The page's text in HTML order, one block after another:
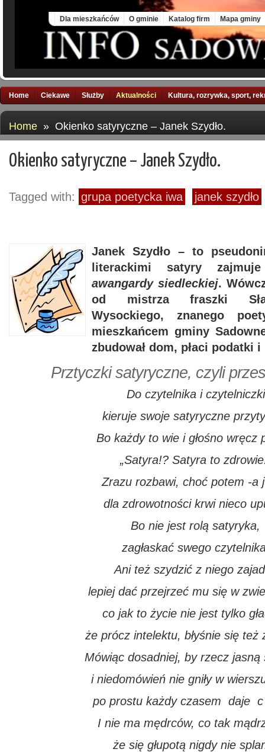
Dla mieszkańców O gminie Katalog firm Mapa gminy
Home Ciekawe Służby Aktualności Kultura, rozrywka, sport,
Home » Okienko satyryczne – Janek Szydło.
Okienko satyryczne – Janek Szydło.
Tagged with: grupa poetycka iwa janek szydło
Janek Szydło – to
literackimi satyry
awangardy siedleckiej.
od mistrza fraszki
Wysockiego, znanego
mieszkańcem gminy
zbudował dom, płaci podatki
Prztyczki satyryczne, czyli
Do czytelnika i czytelniczki
kieruje swoje satyryczne
Bo każdy to wie i głośno wręcz
„Satyra!? Satyra to
Zrazu rozbawi, choć potem -a
dla zdrowotności krwi nieco
Bo nie jest rolą satyryka,
zagłaskać swego
Ani też szydzić z niego
lepiej dać przejrzeć mu się w
co jak to życie nie jest tylko
że prócz intelektu, błyśnie się też
Mówiąc dosadniej, by rzecz jasną
i niedomówień nie gniły w
po prostu każdy czasem daje c
I nie ma mędrców, co tak
że się głupotą nigdy nie